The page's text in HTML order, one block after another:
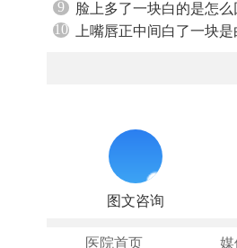
9
脸上多了一块白的是怎么
10
上嘴唇正中间白了一块
图文咨询
医院首页 媒